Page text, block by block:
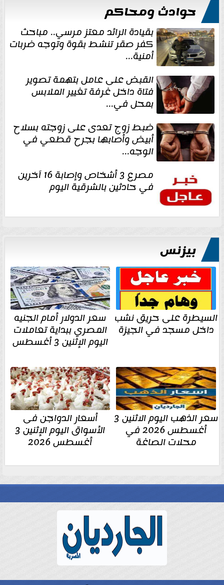
حوادث ومحاكم
بقيادة الرائد معتز مرسي.. مباحث
كفر صقر تنشط بقوة وتوجه ضربات
أمنية...
القبض على عامل بتهمة تصوير
فتاة داخل غرفة تغيير الملابس
بمحل في...
ضبط زوج تعدى على زوجته بسلاح
أبيض وأصابها بجرح قطعي في
الوجه...
مصرع 3 أشخاص وإصابة 16 آخرين
في حادثين بالشرقية اليوم
بيزنس
السيطرة على حريق نشب
داخل مسجد في الجيزة
سعر الدولار أمام الجنيه
المصري ببداية تعاملات
اليوم الإثنين 3 أغسطس
سعر الذهب اليوم الاثنين 3
أغسطس 2026 في
محلات الصاغة
أسعار الدواجن فى
الأسواق اليوم الإثنين 3
أغسطس 2026